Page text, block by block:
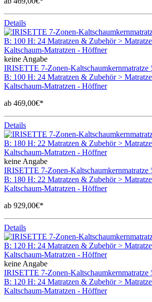
Details
keine Angabe
IRISETTE 7-Zonen-Kaltschaumkernmatratze
B: 100 H: 24 Matratzen & Zubehör >
Kaltschaum-Matratzen - Höffner
ab 469,00€*
Details
keine Angabe
IRISETTE 7-Zonen-Kaltschaumkernmatratze
B: 180 H: 22 Matratzen & Zubehör >
Kaltschaum-Matratzen - Höffner
ab 929,00€*
Details
keine Angabe
IRISETTE 7-Zonen-Kaltschaumkernmatratze
B: 120 H: 24 Matratzen & Zubehör >
Kaltschaum-Matratzen - Höffner